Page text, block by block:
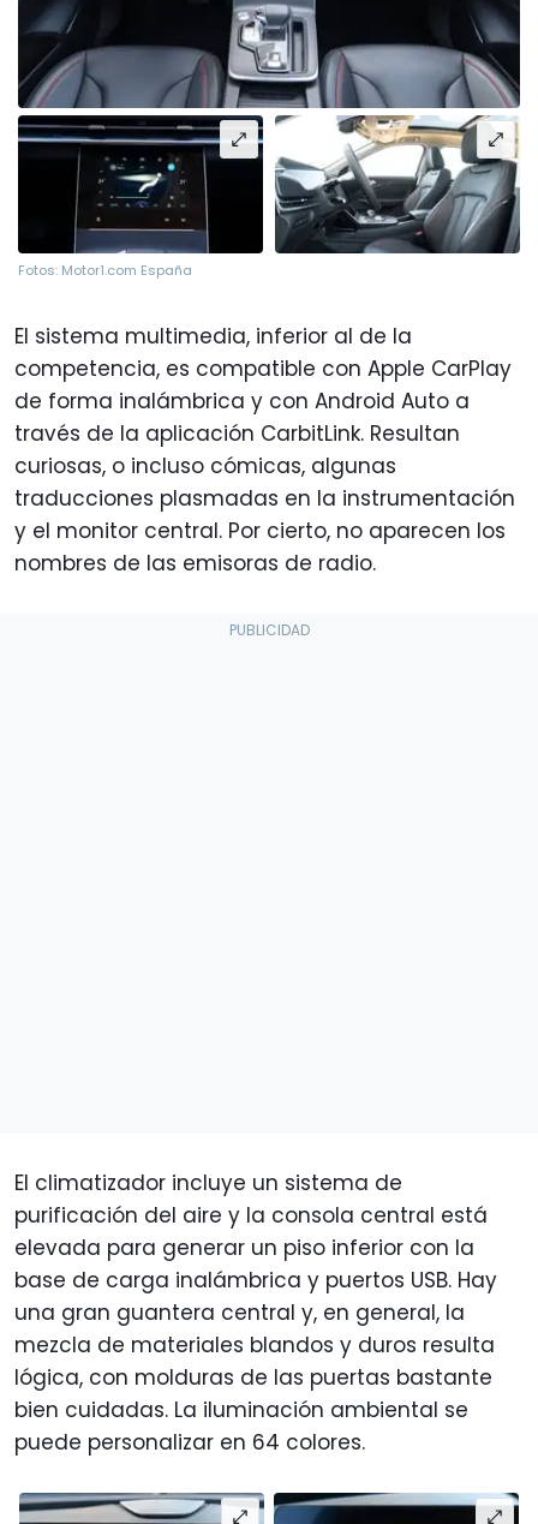
Fotos: Motor1.com España
El sistema multimedia, inferior al de la
competencia, es compatible con Apple CarPlay
de forma inalámbrica y con Android Auto a
través de la aplicación CarbitLink. Resultan
curiosas, o incluso cómicas, algunas
traducciones plasmadas en la instrumentación
y el monitor central. Por cierto, no aparecen los
nombres de las emisoras de radio.
El climatizador incluye un sistema de
purificación del aire y la consola central está
elevada para generar un piso inferior con la
base de carga inalámbrica y puertos USB. Hay
una gran guantera central y, en general, la
mezcla de materiales blandos y duros resulta
lógica, con molduras de las puertas bastante
bien cuidadas. La iluminación ambiental se
puede personalizar en 64 colores.